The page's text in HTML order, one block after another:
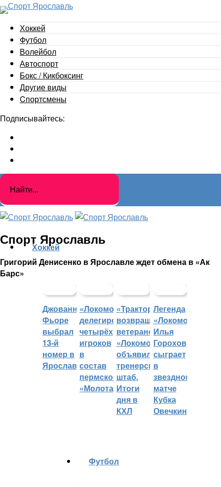
Хоккей
Футбол
Волейбол
Автоспорт
Бокс / Кикбоксинг
Другие виды
Cпортсмены
Подписывайтесь:
Спорт Ярославль
Григорий Денисенко в Ярославле ждет обмена в «Ак
Барс»
Хоккей
Джованни
Фьоре
выбрал
13-й
номер в
Ярославле
«Локомотив»
делегировал
четырёх
игроков
в
состав
пермского
«Молота»
«Трактор»
возвращает
ветеранов,
«Локомотив»
объявил
тренерский
штаб.
Итоги
дня в
КХЛ
Легенда
«Локомотива»
Илья
Горохов
сыграет
в
звездном
матче
Кубка
Овечкина
Футбол